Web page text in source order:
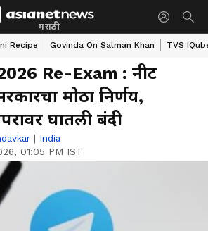
मराठी
Recipe Govinda On Salman Khan TVS
Re-Exam : नीट
मोठा निर्णय,
घातली बंदी
| India
01:05 PM IST